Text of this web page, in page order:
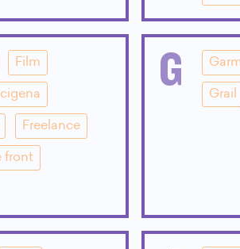
Film
Freelance
front
G Grail